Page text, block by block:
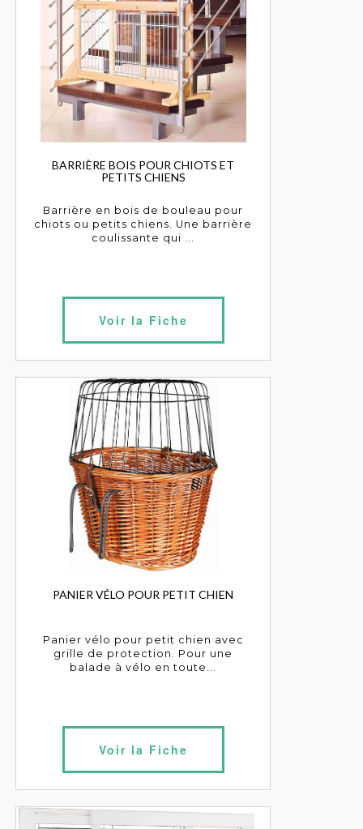
BARRIÈRE BOIS POUR CHIOTS ET
PETITS CHIENS
Barrière en bois de bouleau pour
chiots ou petits chiens. Une barrière
coulissante qui ...
Voir la Fiche
PANIER VÉLO POUR PETIT CHIEN
Panier vélo pour petit chien avec
grille de protection. Pour une
balade à vélo en toute...
Voir la Fiche